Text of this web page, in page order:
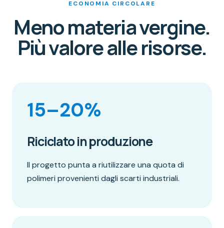
ECONOMIA CIRCOLARE
Meno materia vergine.
Più valore alle risorse.
15–20%
Riciclato in produzione
Il progetto punta a riutilizzare una quota di
polimeri provenienti dagli scarti industriali.